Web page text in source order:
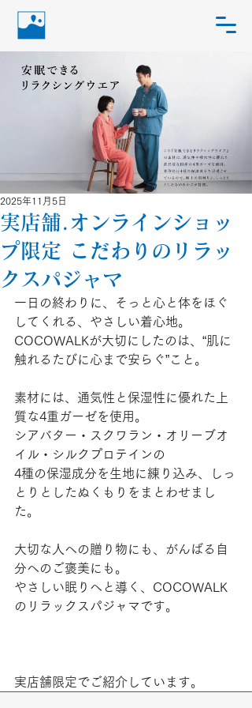
実店舗.オンラインショッ
プ限定 こだわりのリラッ
クスパジャマ
2025年11月5日
一日の終わりに、そっと心と体をほぐ
してくれる、やさしい着心地。
COCOWALKが大切にしたのは、“肌に
触れるたびに心まで安らぐ”こと。
素材には、通気性と保湿性に優れた上
質な4重ガーゼを使用。
シアバター・スクワラン・オリーブオ
イル・シルクプロテインの
4種の保湿成分を生地に練り込み、しっ
とりとしたぬくもりをまとわせまし
た。
大切な人への贈り物にも、がんばる自
分へのご褒美にも。
やさしい眠りへと導く、COCOWALK
のリラックスパジャマです。
実店舗限定でご紹介しています。